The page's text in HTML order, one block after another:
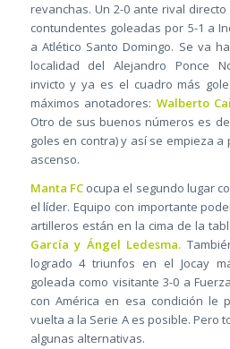
revanchas. Un 2-0 ante rival
contundentes goleadas por 5-1 a
a Atlético Santo Domingo. Se va
localidad del Alejandro Ponce
invicto y ya es el cuadro más
máximos anotadores: Walberto
Otro de sus buenos números es
goles en contra) y así se empieza
ascenso.
Manta FCocupa el segundo lugar
el líder. Equipo con importante
artilleros están en la cima de la
García y Ángel Ledesma.
logrado 4 triunfos en el Jocay
goleada como visitante 3-0 a
con América en esa condición le
vuelta a la Serie A es posible. Pero
algunas alternativas.